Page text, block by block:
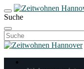
Suche
Suchen
nach: